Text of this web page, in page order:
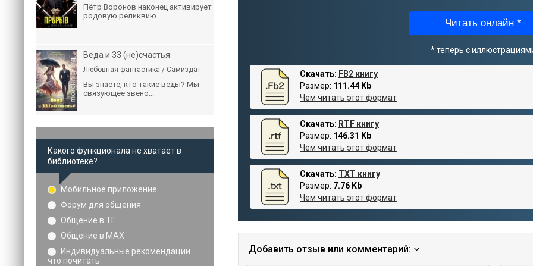
Читать онлайн *
* теперь с
Скачать: FB2 книгу
Размер: 111.44 Kb
Чем читать этот формат
Скачать: RTF книгу
Размер: 146.31 Kb
Чем читать этот формат
Скачать: TXT книгу
Размер: 7.76 Kb
Чем читать этот формат
Добавить отзыв или комментарий:
Пётр Воронов наконец активирует
родовую реликвию...
Веда и 33 (не)счастья
Любовная фантастика / Самиздат
Вы знаете, кто такие веды? Мы -
связующее звено...
Какого функционала не хватает в
библиотеке?
Мобильное приложение
Форум для общения
Общение в ТГ
Общение в MAX
Индивидуальные рекомендации
что почитать